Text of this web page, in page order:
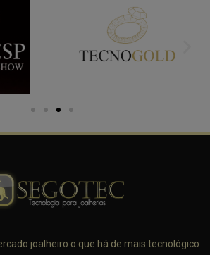
joalheiro o que há de mais tecnológico